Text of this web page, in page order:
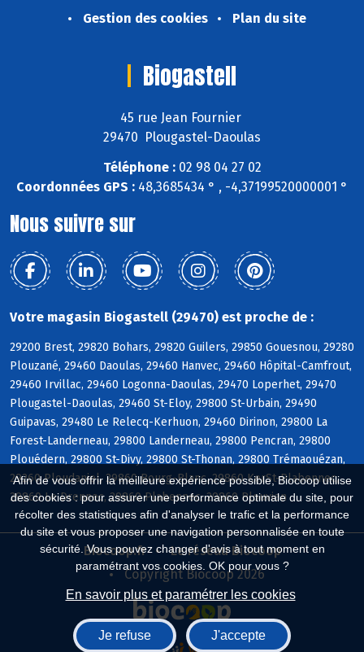
Afin de vous offrir la meilleure expérience possible, Biocoop utilise
des cookies : pour assurer une performance optimale du site, pour
récolter des statistiques afin d'analyser le trafic et la performance
du site et vous proposer une navigation personnalisée en toute
sécurité. Vous pouvez changer d'avis à tout moment en
paramétrant vos cookies. OK pour vous ?
En savoir plus et paramétrer les cookies
Je refuse J'accepte
Gestion des cookies
Plan du site
Biogastell
45 rue Jean Fournier
29470 Plougastel-Daoulas
Téléphone :02 98 04 27 02
Coordonnées GPS : 48,3685434 ° , -4,37199520000001 °
Nous suivre sur
Votre magasin Biogastell (29470) est proche de :
29200 Brest, 29820 Bohars, 29820 Guilers, 29850 Gouesnou, 29280
Plouzané, 29460 Daoulas, 29460 Hanvec, 29460 Hôpital-Camfrout,
29460 Irvillac, 29460 Logonna-Daoulas, 29470 Loperhet, 29470
Plougastel-Daoulas, 29460 St-Eloy, 29800 St-Urbain, 29490
Guipavas, 29480 Le Relecq-Kerhuon, 29460 Dirinon, 29800 La
Forest-Landerneau, 29800 Landerneau, 29800 Pencran, 29800
Plouédern, 29800 St-Divy, 29800 St-Thonan, 29800 Trémaouézan,
29260 Ploudaniel, 29860 Bourg-Blanc, 29860 KerSt-Plabennec,
29860 Le Drennec, 29860 Plabennec, 29860 Plouvien
Biocoop.fr
Le réseau Biocoop
Copyright Biocoop 2026